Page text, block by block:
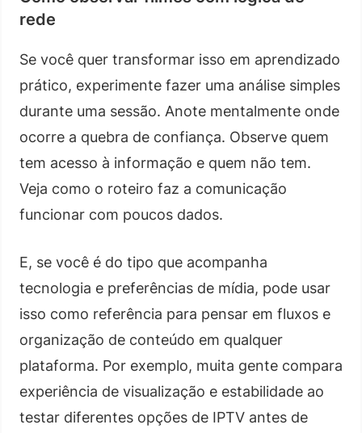
rede
Se você quer transformar isso em aprendizado
prático, experimente fazer uma análise simples
durante uma sessão. Anote mentalmente onde
ocorre a quebra de confiança. Observe quem
tem acesso à informação e quem não tem.
Veja como o roteiro faz a comunicação
funcionar com poucos dados.
E, se você é do tipo que acompanha
tecnologia e preferências de mídia, pode usar
isso como referência para pensar em fluxos e
organização de conteúdo em qualquer
plataforma. Por exemplo, muita gente compara
experiência de visualização e estabilidade ao
testar diferentes opções de IPTV antes de